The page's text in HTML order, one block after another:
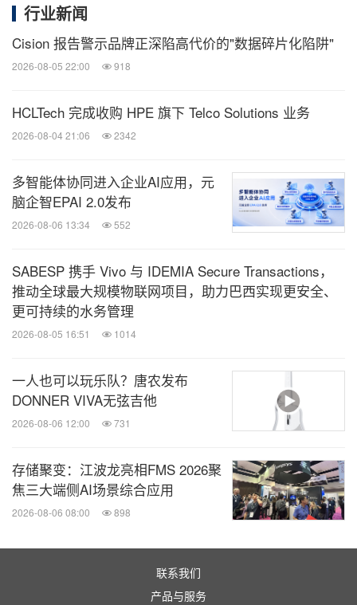
行业新闻
Cision 报告警示品牌正深陷高代价的"数据碎片化陷阱"
2026-08-05 22:00 918
HCLTech 完成收购 HPE 旗下 Telco Solutions 业务
2026-08-04 21:06 2342
多智能体协同进入企业AI应用，元
脑企智EPAI 2.0发布
2026-08-06 13:34 552
SABESP 携手 Vivo 与 IDEMIA Secure Transactions，
推动全球最大规模物联网项目，助力巴西实现更安全、
更可持续的水务管理
2026-08-05 16:51 1014
一人也可以玩乐队？唐农发布
DONNER VIVA无弦吉他
2026-08-06 12:00 731
存储聚变：江波龙亮相FMS 2026聚
焦三大端侧AI场景综合应用
2026-08-06 08:00 898
联系我们
产品与服务